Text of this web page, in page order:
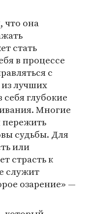
что она
стать
в процессе
с
лучших
глубокие
Многие
судьбы. Для
или
страсть к
служит
озарение» —